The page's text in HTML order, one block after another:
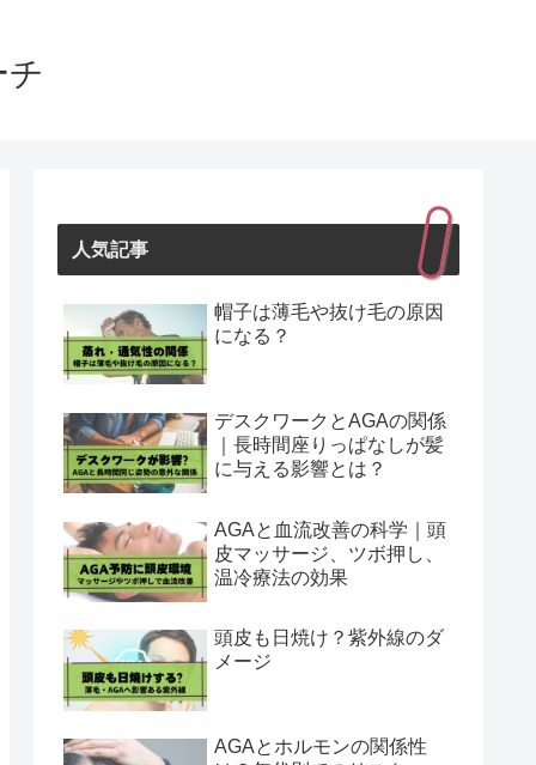
人気記事
帽子は薄毛や抜け毛の原因
になる？
デスクワークとAGAの関係
｜長時間座りっぱなしが髪
に与える影響とは？
AGAと血流改善の科学｜頭
皮マッサージ、ツボ押し、
温冷療法の効果
頭皮も日焼け？紫外線のダ
メージ
AGAとホルモンの関係性